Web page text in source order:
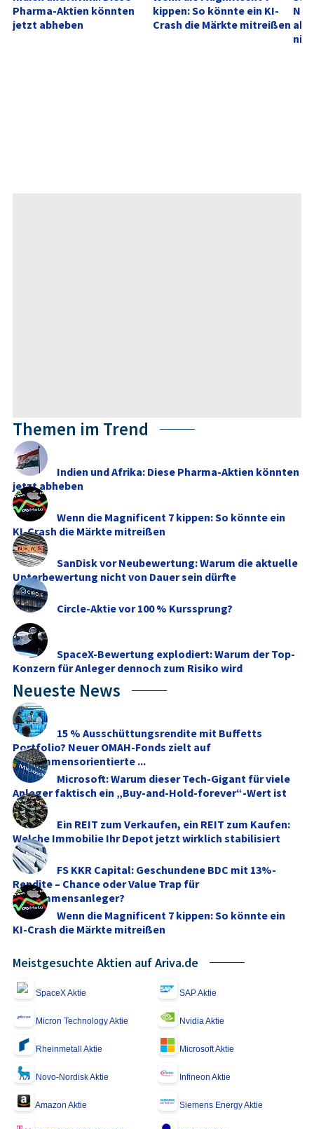
Pharma-Aktien könnten
jetzt abheben
kippen: So könnte ein KI-
Crash die Märkte mitreißen
Themen im Trend
Indien und Afrika: Diese Pharma-Aktien könnten
jetzt abheben
Wenn die Magnificent 7 kippen: So könnte ein
KI-Crash die Märkte mitreißen
SanDisk vor Neubewertung: Warum die aktuelle
Unterbewertung nicht von Dauer sein dürfte
Circle-Aktie vor 100 % Kurssprung?
SpaceX-Bewertung explodiert: Warum der Top-
Konzern für Anleger dennoch zum Risiko wird
Neueste News
15 % Ausschüttungsrendite mit Buffetts
Portfolio? Neuer OMAH-Fonds zielt auf
einkommensorientierte ...
Microsoft: Warum dieser Tech-Gigant für viele
Anleger faktisch ein „Buy-and-Hold-forever“-Wert ist
Ein REIT zum Verkaufen, ein REIT zum Kaufen:
Welche Immobilie Ihr Depot jetzt wirklich stabilisiert
FS KKR Capital: Geschundene BDC mit 13%-
Rendite – Chance oder Value Trap für
Einkommensanleger?
Wenn die Magnificent 7 kippen: So könnte ein
KI-Crash die Märkte mitreißen
Meistgesuchte Aktien auf Ariva.de
SpaceX Aktie SAP Aktie
Micron Technology Aktie Nvidia Aktie
Rheinmetall Aktie Microsoft Aktie
Novo-Nordisk Aktie Infineon Aktie
Amazon Aktie Siemens Energy Aktie